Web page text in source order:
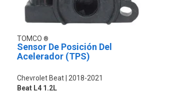
TOMCO
Sensor De Posición Del
Acelerador (TPS)
Chevrolet Beat 2018-2021
Beat L4 1.2L